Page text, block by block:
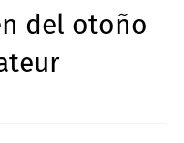
del otoño